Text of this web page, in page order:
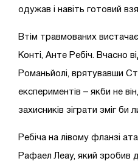
одужав і навіть готовий
Втім травмованих
Конті, Анте Ребіч. Вчасно
Романьйолі, врятувавши
експериментів – якби не
захисників зіграти зміг би
Ребіча на лівому фланзі
Рафаел Леау, який зробив